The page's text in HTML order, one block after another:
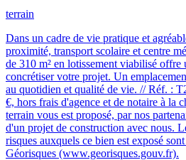
terrain
Dans un cadre de vie pratique et
proximité, transport scolaire et centre
de 310 m² en lotissement viabilisé offre
concrétiser votre projet. Un
au quotidien et qualité de vie. // Réf. :
€, hors frais d'agence et de notaire à la
terrain vous est proposé, par nos
d'un projet de construction avec nous.
risques auxquels ce bien est exposé
Géorisques (www.georisques.gouv.fr).